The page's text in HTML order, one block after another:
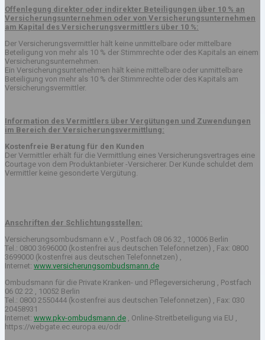
Offenlegung direkter oder indirekter Beteiligungen über 10 % an
Versicherungsunternehmen oder von Versicherungsunternehmen
am Kapital des Versicherungsvermittlers über 10 %:
Der Versicherungsvermittler hält keine unmittelbare oder mittelbare
Beteiligung von mehr als 10 % der Stimmrechte oder des Kapitals an einem
Versicherungsunternehmen.
Ein Versicherungsunternehmen hält keine mittelbare oder unmittelbare
Beteiligung von mehr als 10 % der Stimmrechte oder des Kapitals am
Versicherungsvermittler.
Information des Vermittlers über Vergütungen und Zuwendungen
im Bereich der Versicherungsvermittlung:
Kostenfreie Beratung für den Kunden
Der Vermittler erhält für die Vermittlung eines Versicherungsvertrages eine
Courtage von dem Produktanbieter -Versicherer. Der Kunde schuldet dem
Vermittler keine gesonderte Vergütung.
Anschriften der Schlichtungsstellen:
Versicherungsombudsmann e.V. , Postfach 08 06 32 , 10006 Berlin
Tel.: 0800 3696000 (kostenfrei aus deutschen Telefonnetzen) , Fax: 0800
3699000 (kostenfrei aus deutschen Telefonnetzen) ,
Internet: www.versicherungsombudsmann.de
Ombudsmann für die Private Kranken- und Pflegeversicherung , Postfach
06 02 22 , 10052 Berlin
Tel.: 0800 2550444 (kostenfrei aus deutschen Telefonnetzen) , Fax: 030
20458931
Internet: www.pkv-ombudsmann.de , Online-Streitbeteiligung via EU ,
https://webgate.ec.europa.eu/odr